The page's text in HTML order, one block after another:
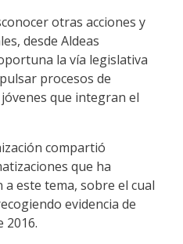
otras acciones y
desde Aldeas
la vía legislativa
procesos de
que integran el
compartió
que ha
este tema, sobre el cual
evidencia de
2016.